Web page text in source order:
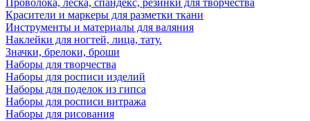
Проволока, леска, спандекс, резинки для творчества
Красители и маркеры для разметки ткани
Инструменты и материалы для валяния
Наклейки для ногтей, лица, тату.
Значки, брелоки, броши
Наборы для творчества
Наборы для росписи изделий
Наборы для поделок из гипса
Наборы для росписи витража
Наборы для рисования